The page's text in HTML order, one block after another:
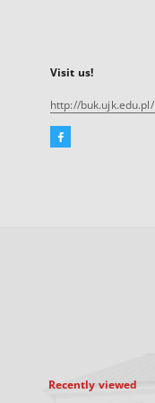
Visit us!
http://buk.ujk.edu.pl/
Facebook
Recently viewed